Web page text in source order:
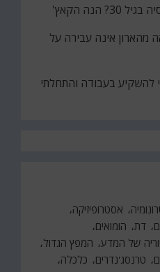
הנה הקאץ'
מהארון אינה עבירה על
להשקיע בעבודה והתחלתי
אסטרופיזיקה
דת הומואים
של המדע המפץ הגדול
טרנסג'נדרים
כלכלה